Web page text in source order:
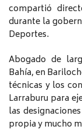
compartió
durante la
Deportes.
Abogado de
Bahía, en
técnicas y los
Larraburu para
las
propia y mucho